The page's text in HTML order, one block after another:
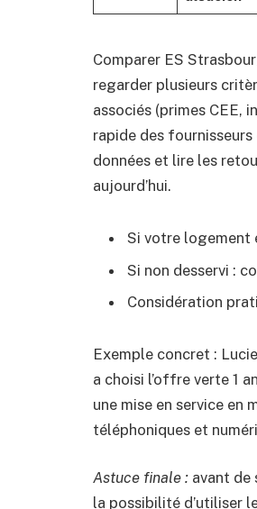
Comparer ES
regarder plusieurs
associés (primes CEE,
rapide des
données et lire les
aujourd’hui.
Si votre logement
Si non desservi :
Considération
Exemple concret :
a choisi l’offre verte 1
une mise en service en
téléphoniques et
Astuce finale : avant de
la possibilité d’utiliser